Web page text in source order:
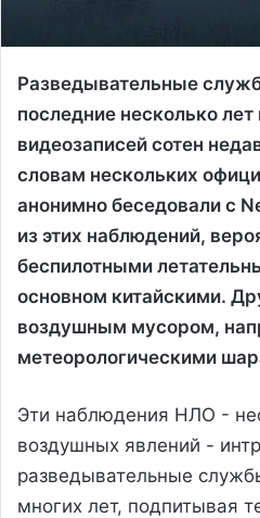
Разведывательные
последние несколько лет
видеозаписей сотен
словам нескольких
анонимно беседовали с
из этих наблюдений,
беспилотными
основном китайскими.
воздушным мусором,
метеорологическими
Эти наблюдения НЛО -
воздушных явлений -
разведывательные
многих лет, подпитывая